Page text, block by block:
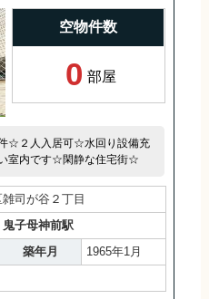
空物件数
0 部屋
☆２人入居可☆水回り設備充
室内です☆閑静な住宅街☆
司が谷２丁目
鬼子母神前駅
築年月
1965年1月